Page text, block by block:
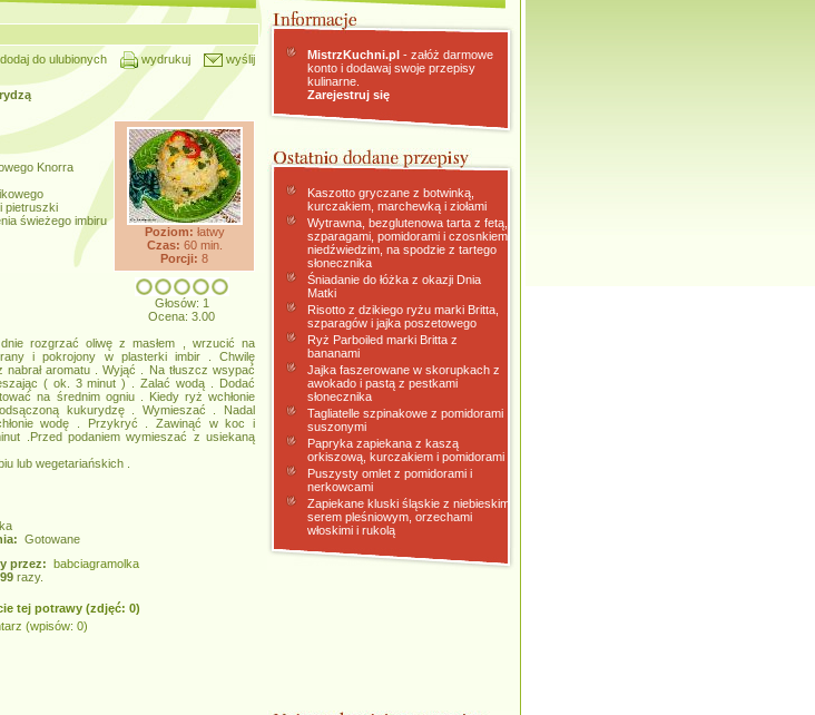
dodaj do ulubionych
wydrukuj wyślij
Poziom: łatwy
Czas: 60 min.
Porcji: 8
Głosów: 1
Ocena: 3.00
Knorra
pietruszki
świeżego imbiru
rozgrzać oliwę z masłem , wrzucić na
i pokrojony w plasterki imbir . Chwilę
aromatu . Wyjąć . Na tłuszcz wsypać
( ok. 3 minut ) . Zalać wodą . Dodać
na średnim ogniu . Kiedy ryż wchłonie
kukurydzę . Wymieszać . Nadal
wodę . Przykryć . Zawinąć w koc i
.Przed podaniem wymieszać z usiekaną
lub wegetariańskich .
Gotowane
przez: babciagramolka
razy.
tej potrawy (zdjęć: 0)
(wpisów: 0)
MistrzKuchni.pl- załóż darmowe
konto i dodawaj swoje przepisy
kulinarne.
Zarejestruj się
Kaszotto gryczane z botwinką,
kurczakiem, marchewką i ziołami
Wytrawna, bezglutenowa tarta z fetą,
szparagami, pomidorami i czosnkiem
niedźwiedzim, na spodzie z tartego
słonecznika
Śniadanie do łóżka z okazji Dnia
Matki
Risotto z dzikiego ryżu marki Britta,
szparagów i jajka poszetowego
Ryż Parboiled marki Britta z
bananami
Jajka faszerowane w skorupkach z
awokado i pastą z pestkami
słonecznika
Tagliatelle szpinakowe z pomidorami
suszonymi
Papryka zapiekana z kaszą
orkiszową, kurczakiem i pomidorami
Puszysty omlet z pomidorami i
nerkowcami
Zapiekane kluski śląskie z niebieskim
serem pleśniowym, orzechami
włoskimi i rukolą